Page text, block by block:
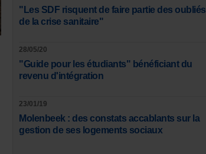
"Les SDF risquent de faire partie des oubliés
de la crise sanitaire"
28/05/20
"Guide pour les étudiants" bénéficiant du
revenu d'intégration
23/01/19
Molenbeek : des constats accablants sur la
gestion de ses logements sociaux